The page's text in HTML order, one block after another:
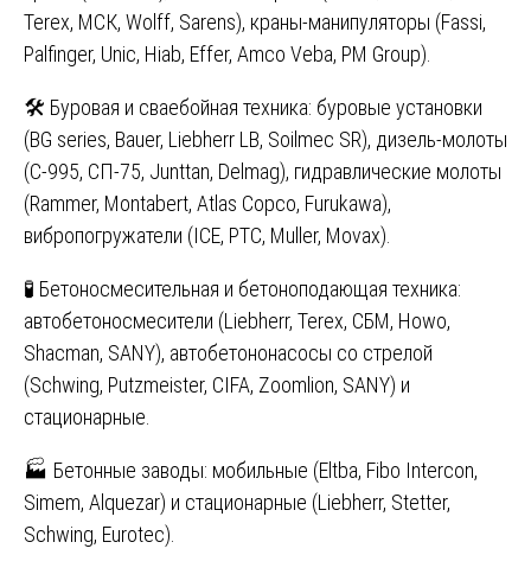
Terex, МСК, Wolff, Sarens), краны-манипуляторы (Fassi,
Palfinger, Unic, Hiab, Effer, Amco Veba, PM Group).
🛠️ Буровая и сваебойная техника: буровые установки
(BG series, Bauer, Liebherr LB, Soilmec SR), дизель-молоты
(С-995, СП-75, Junttan, Delmag), гидравлические молоты
(Rammer, Montabert, Atlas Copco, Furukawa),
вибропогружатели (ICE, PTC, Muller, Movax).
🧪 Бетоносмесительная и бетоноподающая техника:
автобетоносмесители (Liebherr, Terex, СБМ, Howo,
Shacman, SANY), автобетононасосы со стрелой
(Schwing, Putzmeister, CIFA, Zoomlion, SANY) и
стационарные.
🏭 Бетонные заводы: мобильные (Eltba, Fibo Intercon,
Simem, Alquezar) и стационарные (Liebherr, Stetter,
Schwing, Eurotec).